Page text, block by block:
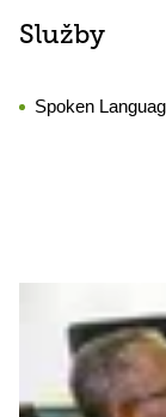
Služby
Spoken